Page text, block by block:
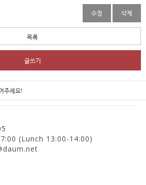
수정 삭제
목록
글쓰기
주세요!
(Lunch 13:00-14:00)